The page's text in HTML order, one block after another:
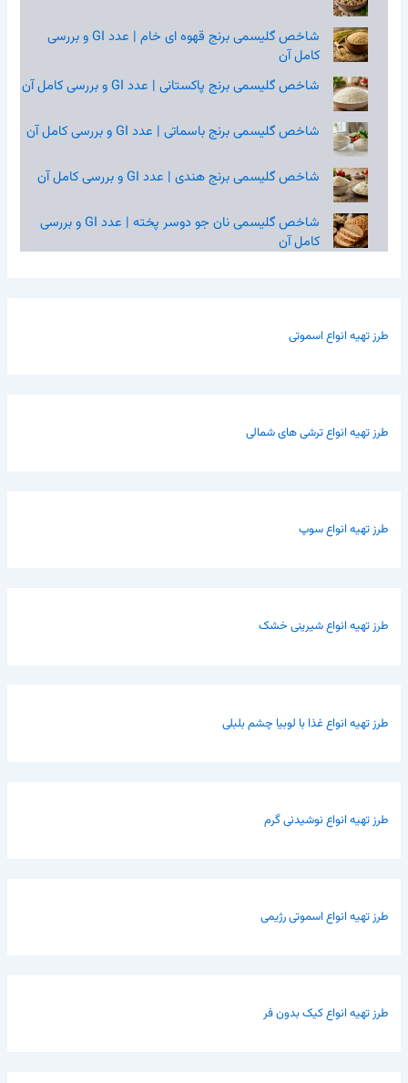
شاخص گلیسمی برنج قهوه‌ ای خام | عدد GI و بررسی
کامل آن
شاخص گلیسمی برنج پاکستانی | عدد GI و بررسی کامل آن
شاخص گلیسمی برنج باسماتی | عدد GI و بررسی کامل آن
شاخص گلیسمی برنج هندی | عدد GI و بررسی کامل آن
شاخص گلیسمی نان جو دوسر پخته | عدد GI و بررسی
کامل آن
طرز تهیه انواع اسموتی
طرز تهیه انواع ترشی های شمالی
طرز تهیه انواع سوپ
طرز تهیه انواع شیرینی خشک
طرز تهیه انواع غذا با لوبیا چشم بلبلی
طرز تهیه انواع نوشیدنی گرم
طرز تهیه انواع اسموتی رژیمی
طرز تهیه انواع کیک بدون فر